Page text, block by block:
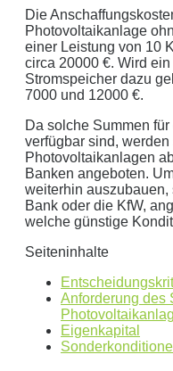
0kWh Verbrauch
aktuellen
Stromspeicher
ergibt ein
Detailliertere
die bis 5000 kWh
Jetzt unverbindliches
Bitte lasse dieses Feld
Die
Photovoltaikanlage
einer Leistung von 10
circa 20000 €. Wird
Stromspeicher dazu
7000 und 12000 €.
Da solche Summen
verfügbar sind,
Photovoltaikanlagen
Banken angeboten.
weiterhin
Bank oder die KfW,
welche günstige
Seiteninhalte
Anforderung des
Eigenkapital